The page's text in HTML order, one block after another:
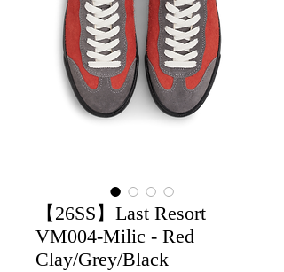
【26SS】Last Resort
VM004-Milic - Red
Clay/Grey/Black